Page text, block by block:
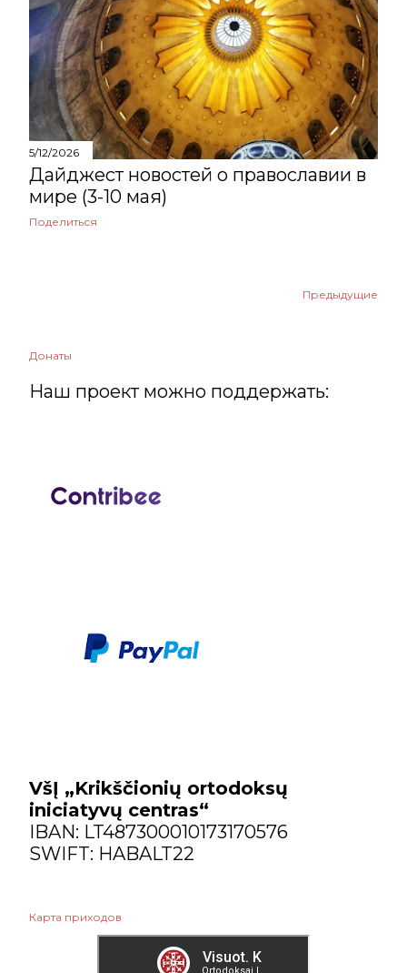
августа
1
июля
5
июня
5
мая
5
апреля
9
марта
60
августа
апреля
5/12/2026
Дайджест новостей о православии в
мире (3-10 мая)
Поделиться
Предыдущие
Донаты
Наш проект можно поддержать:
VšĮ „Krikščionių ortodoksų
iniciatyvų centras“
IBAN: LT487300010173170576
SWIFT: HABALT22
Карта приходов